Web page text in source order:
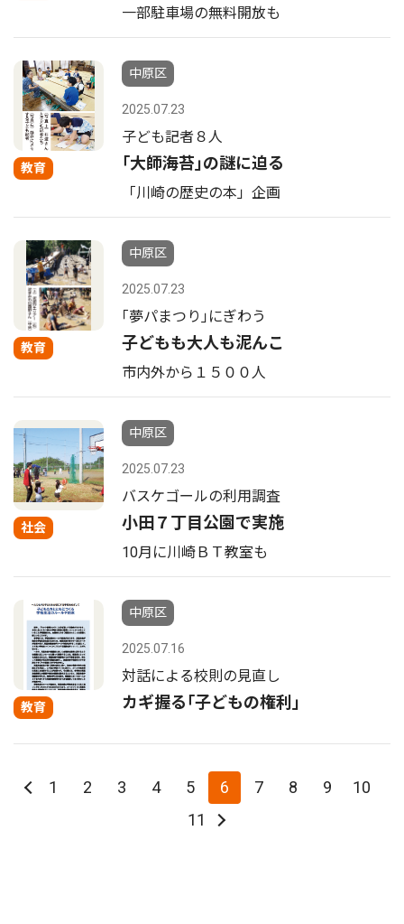
一部駐車場の無料開放も
教育
中原区
2025.07.23
子ども記者８人
｢大師海苔｣の謎に迫る
「川崎の歴史の本」企画
教育
中原区
2025.07.23
｢夢パまつり｣にぎわう
子どもも大人も泥んこ
市内外から１５００人
社会
中原区
2025.07.23
バスケゴールの利用調査
小田７丁目公園で実施
10月に川崎ＢＴ教室も
教育
中原区
2025.07.16
対話による校則の見直し
カギ握る｢子どもの権利｣
1 2 3 4 5 6 7 8 9
10
11